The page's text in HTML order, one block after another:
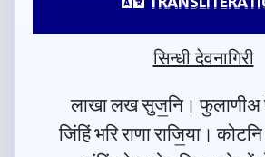
सिन्धी देवनागिरी
लाखा लख सुज॒नि।
जिंहिं भरि राणा राजि॒या।